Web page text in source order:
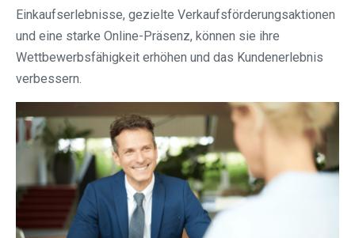
Einkaufserlebnisse, gezielte Verkaufsförderungsaktionen
und eine starke Online-Präsenz, können sie ihre
Wettbewerbsfähigkeit erhöhen und das Kundenerlebnis
verbessern.